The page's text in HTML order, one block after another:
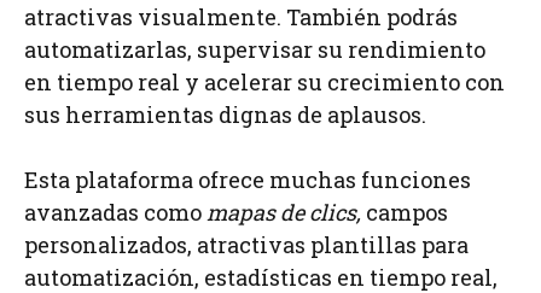
atractivas visualmente. También podrás
automatizarlas, supervisar su rendimiento
en tiempo real y acelerar su crecimiento con
sus herramientas dignas de aplausos.
Esta plataforma ofrece muchas funciones
avanzadas comomapas de clics, campos
personalizados, atractivas plantillas para
automatización, estadísticas en tiempo real,